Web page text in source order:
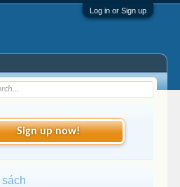
Log in or Sign up
Sign up now!